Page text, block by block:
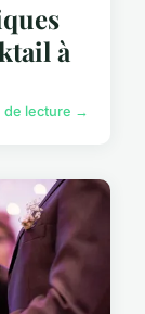
à
de lecture →